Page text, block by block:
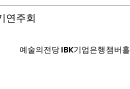
연주회
예술의전당 IBK기업은행챔버홀